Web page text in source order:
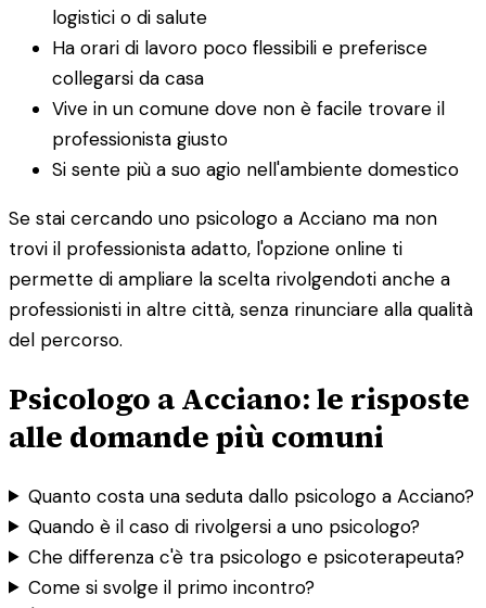
logistici o di salute
Ha orari di lavoro poco flessibili e preferisce
collegarsi da casa
Vive in un comune dove non è facile trovare il
professionista giusto
Si sente più a suo agio nell'ambiente domestico
Se stai cercando uno psicologo a Acciano ma non
trovi il professionista adatto, l'opzione online ti
permette di ampliare la scelta rivolgendoti anche a
professionisti in altre città, senza rinunciare alla qualità
del percorso.
Psicologo a Acciano: le risposte
alle domande più comuni
Quanto costa una seduta dallo psicologo a Acciano?
Quando è il caso di rivolgersi a uno psicologo?
Che differenza c'è tra psicologo e psicoterapeuta?
Come si svolge il primo incontro?